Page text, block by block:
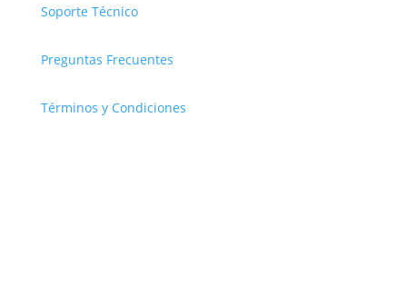
Soporte Técnico
Preguntas Frecuentes
Términos y Condiciones